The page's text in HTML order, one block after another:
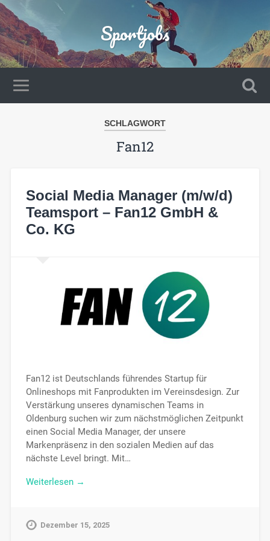
Sportjobs
SCHLAGWORT
Fan12
Social Media Manager (m/w/d)
Teamsport – Fan12 GmbH &
Co. KG
Fan12 ist Deutschlands führendes Startup für
Onlineshops mit Fanprodukten im Vereinsdesign. Zur
Verstärkung unseres dynamischen Teams in
Oldenburg suchen wir zum nächstmöglichen Zeitpunkt
einen Social Media Manager, der unsere
Markenpräsenz in den sozialen Medien auf das
nächste Level bringt. Mit…
Weiterlesen →
Dezember 15, 2025